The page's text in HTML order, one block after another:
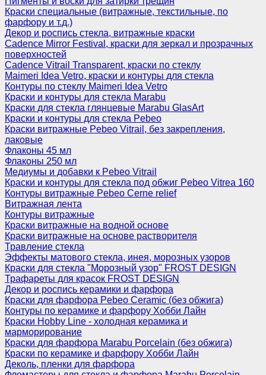
Краски специальные (витражные, текстильные, по
фарфору и т.д.)
Декор и роспись стекла, витражные краски
Cadence Mirror Festival, краски для зеркал и прозрачных
поверхностей
Cadence Vitrail Transparent, краски по стеклу
Maimeri Idea Vetro, краски и контуры для стекла
Контуры по стеклу Maimeri Idea Vetro
Краски и контуры для стекла Marabu
Краски для стекла глянцевые Marabu GlasArt
Краски и контуры для стекла Pebeo
Краски витражные Pebeo Vitrail, без закрепления,
лаковые
Флаконы 45 мл
Флаконы 250 мл
Медиумы и добавки к Pebeo Vitrail
Краски и контуры для стекла под обжиг Pebeo Vitrea 160
Контуры витражные Pebeo Cerne relief
Витражная лента
Контуры витражные
Краски витражные на водной основе
Краски витражные на основе растворителя
Травление стекла
Эффекты матового стекла, инея, морозных узоров
Краски для стекла "Морозный узор" FROST DESIGN
Трафареты для красок FROST DESIGN
Декор и роспись керамики и фарфора
Краски для фарфора Pebeo Ceramic (без обжига)
Контуры по керамике и фарфору Хобби Лайн
Краски Hobby Line - холодная керамика и
марморирование
Краски для фарфора Marabu Porcelain (без обжига)
Краски по керамике и фарфору Хобби Лайн
Деколь, пленки для фарфора